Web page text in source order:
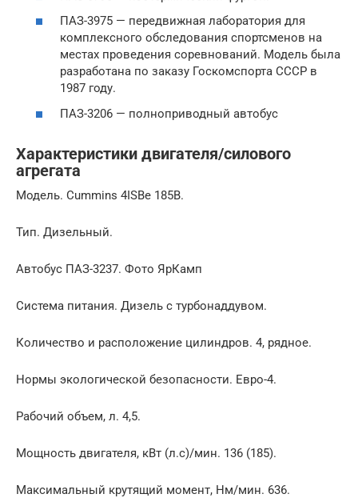
ПАЗ-3975 — передвижная лаборатория для
комплексного обследования спортсменов на
местах проведения соревнований. Модель была
разработана по заказу Госкомспорта СССР в
1987 году.
ПАЗ-3206 — полноприводный автобус
Характеристики двигателя/силового
агрегата
Модель. Cummins 4ISBe 185B.
Тип. Дизельный.
Автобус ПАЗ-3237. Фото ЯрКамп
Система питания. Дизель с турбонаддувом.
Количество и расположение цилиндров. 4, рядное.
Нормы экологической безопасности. Евро-4.
Рабочий объем, л. 4,5.
Мощность двигателя, кВт (л.с)/мин. 136 (185).
Максимальный крутящий момент, Нм/мин. 636.